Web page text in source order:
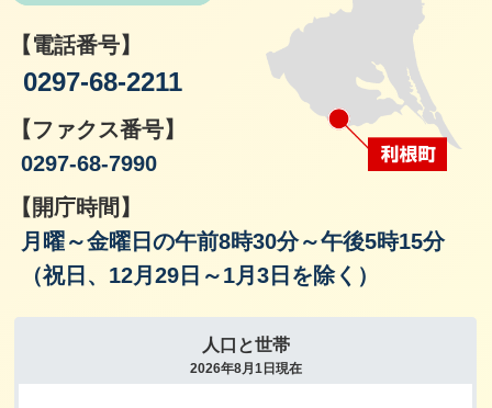
【電話番号】
0297-68-2211
【ファクス番号】
0297-68-7990
【開庁時間】
月曜～金曜日の午前8時30分～午後5時15分
（祝日、12月29日～1月3日を除く）